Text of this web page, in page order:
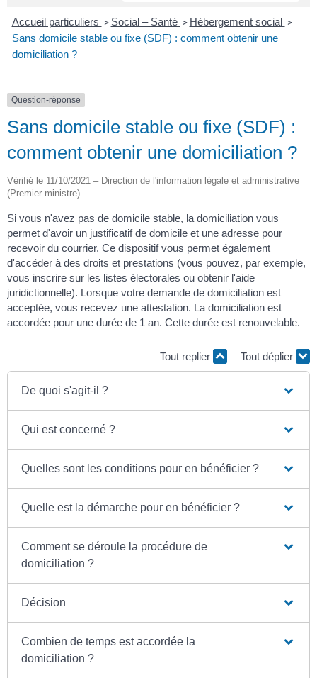
Accueil particuliers > Social – Santé > Hébergement social >
Sans domicile stable ou fixe (SDF) : comment obtenir une
domiciliation ?
Question-réponse
Sans domicile stable ou fixe (SDF) :
comment obtenir une domiciliation ?
Vérifié le 11/10/2021 – Direction de l'information légale et administrative
(Premier ministre)
Si vous n'avez pas de domicile stable, la domiciliation vous
permet d'avoir un justificatif de domicile et une adresse pour
recevoir du courrier. Ce dispositif vous permet également
d'accéder à des droits et prestations (vous pouvez, par exemple,
vous inscrire sur les listes électorales ou obtenir l'aide
juridictionnelle). Lorsque votre demande de domiciliation est
acceptée, vous recevez une attestation. La domiciliation est
accordée pour une durée de 1 an. Cette durée est renouvelable.
Tout replier Tout déplier
De quoi s'agit-il ?
Qui est concerné ?
Quelles sont les conditions pour en bénéficier ?
Quelle est la démarche pour en bénéficier ?
Comment se déroule la procédure de
domiciliation ?
Décision
Combien de temps est accordée la
domiciliation ?